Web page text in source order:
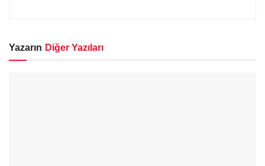
Yazarın Diğer Yazıları